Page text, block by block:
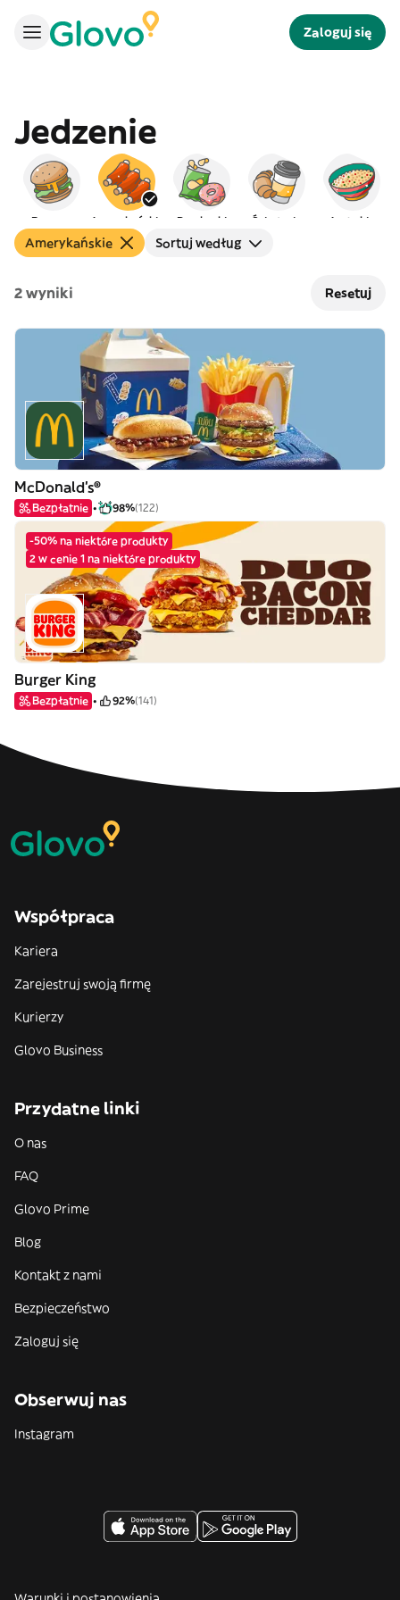
Zaloguj się
Jedzenie
Burgery Amerykańskie Przekąski Śniadanie Arabskie
Amerykańskie Sortuj według
2 wyniki Resetuj
McDonald's®
Bezpłatnie 98%(122)
-50% na niektóre produkty
2 w cenie 1 na niektóre produkty
Burger King
Bezpłatnie 92%(141)
Współpraca
Kariera
Zarejestruj swoją firmę
Kurierzy
Glovo Business
Przydatne linki
O nas
FAQ
Glovo Prime
Blog
Kontakt z nami
Bezpieczeństwo
Zaloguj się
Obserwuj nas
Instagram